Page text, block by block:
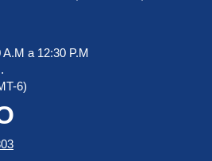
a 12:30 P.M
6)